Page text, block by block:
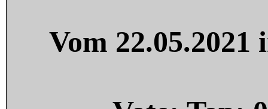
Vom